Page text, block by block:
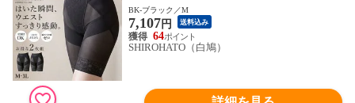
矯正 骨盤補正 補正下着 シームレス レディ
ース
BK-ブラック／M
7,107円 送料込み
64
SHIROHATO（白鳩）